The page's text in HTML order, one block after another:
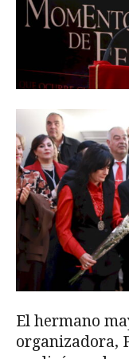
El hermano
organizadora,